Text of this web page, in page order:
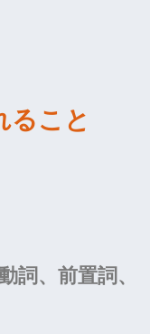
ること
詞、前置詞、